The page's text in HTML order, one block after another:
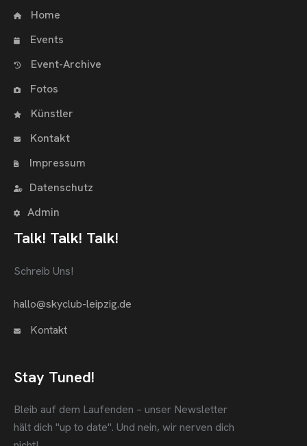
Home
Events
Event-Archive
Fotos
Künstler
Kontakt
Impressum
Datenschutz
Admin
Talk! Talk! Talk!
Schreib Uns!
hallo@skyclub-leipzig.de
Kontakt
Stay Tuned!
Bleib auf dem Laufenden – unser Newsletter
hält dich "up to date". Und nein, wir nerven dich